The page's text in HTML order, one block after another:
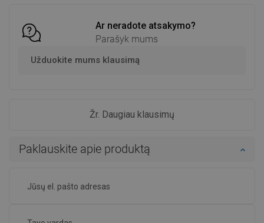
Ar neradote atsakymo?
Parašyk mums
Užduokite mums klausimą
Žr. Daugiau klausimų
Paklauskite apie produktą